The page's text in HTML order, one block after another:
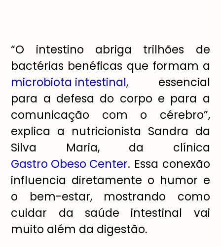
“O intestino abriga trilhões de
bactérias benéficas que formam a
microbiota intestinal, essencial
para a defesa do corpo e para a
comunicação com o cérebro”,
explica a nutricionista Sandra da
Silva Maria, da clínica
Gastro Obeso Center. Essa conexão
influencia diretamente o humor e
o bem-estar, mostrando como
cuidar da saúde intestinal vai
muito além da digestão.